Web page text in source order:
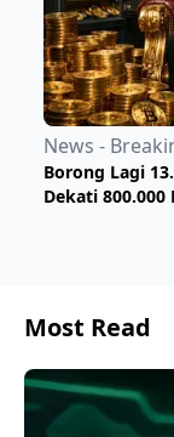
News -
Borong Lagi
Dekati 800.000
Most Read